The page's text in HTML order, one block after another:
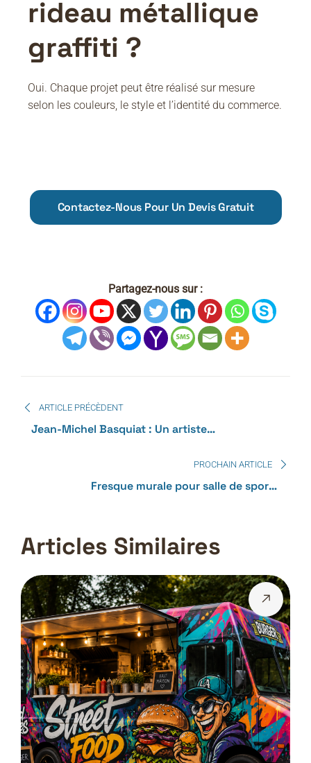
rideau métallique
graffiti ?
Oui. Chaque projet peut être réalisé sur mesure
selon les couleurs, le style et l’identité du commerce.
Contactez-Nous Pour Un Devis Gratuit
Partagez-nous sur :
ARTICLE PRÉCÈDENT
Jean-Michel Basquiat : Un artiste
PROCHAIN ARTICLE
Fresque murale pour salle de sport :
Articles Similaires